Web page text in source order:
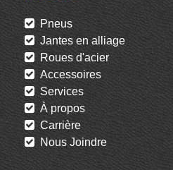
Pneus
Jantes en alliage
Roues d'acier
Accessoires
Services
À propos
Carrière
Nous Joindre